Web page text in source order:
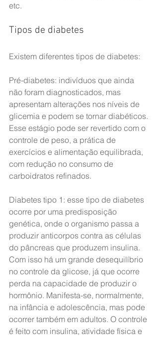
etc.
Tipos de diabetes
Existem diferentes tipos de diabetes:
Pré-diabetes: indivíduos que ainda
não foram diagnosticados, mas
apresentam alterações nos níveis de
glicemia e podem se tornar diabéticos.
Esse estágio pode ser revertido com o
controle de peso, a prática de
exercícios e alimentação equilibrada,
com redução no consumo de
carboidratos refinados.
Diabetes tipo 1: esse tipo de diabetes
ocorre por uma predisposição
genética, onde o organismo passa a
produzir anticorpos contra as células
do pâncreas que produzem insulina.
Com isso há um grande desequilíbrio
no controle da glicose, já que ocorre
perda na capacidade de produzir o
hormônio. Manifesta-se, normalmente,
na infância e adolescência, mas pode
ocorrer também em adultos. O controle
é feito com insulina, atividade física e